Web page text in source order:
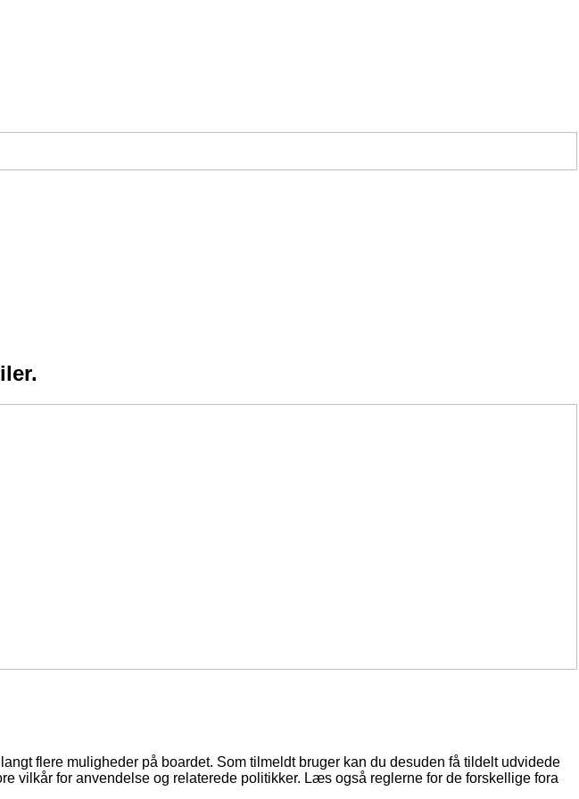
flere muligheder på boardet. Som tilmeldt bruger kan du desuden få tildelt udvidede
vilkår for anvendelse og relaterede politikker. Læs også reglerne for de forskellige fora